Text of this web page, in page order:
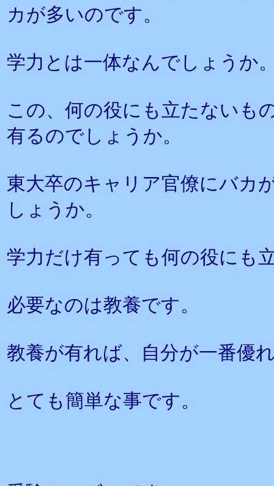
カが多いのです。
学力とは一体なんでしょうか
この、何の役にも立たないも
有るのでしょうか。
東大卒のキャリア官僚にバカ
しょうか。
学力だけ有っても何の役にも
必要なのは教養です。
教養が有れば、自分が一番優
とても簡単な事です。